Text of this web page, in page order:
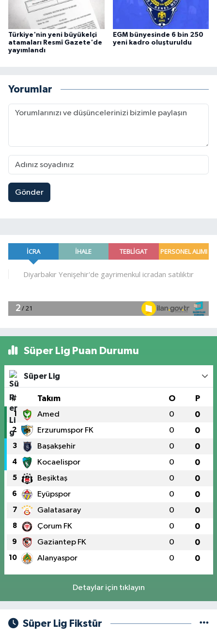
Türkiye'nin yeni büyükelçi
atamaları Resmî Gazete'de
yayımlandı
EGM bünyesinde 6 bin 250
yeni kadro oluşturuldu
Yorumlar
Gönder
Süper Lig Puan Durumu
Süper Lig
# Takım O P
1 Amed 0 0
2 Erzurumspor FK 0 0
3 Başakşehir 0 0
4 Kocaelispor 0 0
5 Beşiktaş 0 0
6 Eyüpspor 0 0
7 Galatasaray 0 0
8 Çorum FK 0 0
9 Gaziantep FK 0 0
10 Alanyaspor 0 0
Detaylar için tıklayın
Süper Lig Fikstür